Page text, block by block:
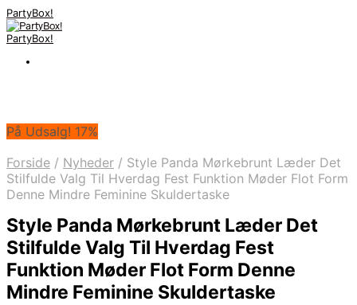
PartyBox!
PartyBox!
På Udsalg! 17%
Forside / Nyheder / Style Panda Mørkebrunt Læder Det
Stilfulde Valg Til Hverdag Fest Funktion Møder Flot Form
Denne Mindre Feminine Skuldertaske
Style Panda Mørkebrunt Læder Det
Stilfulde Valg Til Hverdag Fest
Funktion Møder Flot Form Denne
Mindre Feminine Skuldertaske